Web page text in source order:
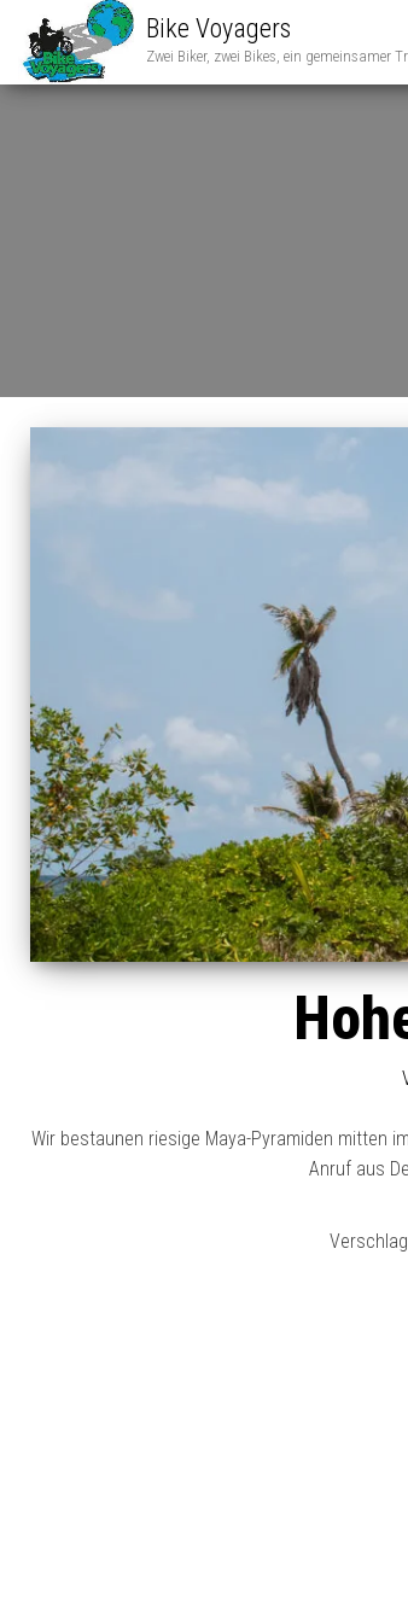
Bike Voyagers
Zwei Biker, zwei Bikes, ein gemeinsamer
Wir bestaunen riesige Maya-Pyramiden mitten
Anruf aus